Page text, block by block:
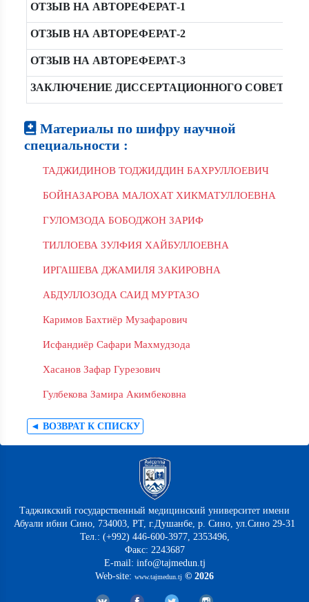
ОТЗЫВ НА АВТОРЕФЕРАТ-1
ОТЗЫВ НА АВТОРЕФЕРАТ-2
ОТЗЫВ НА АВТОРЕФЕРАТ-3
ЗАКЛЮЧЕНИЕ ДИССЕРТАЦИОННОГО СОВЕТА
Материалы по шифру научной
специальности :
ТАДЖИДИНОВ ТОДЖИДДИН БАХРУЛЛОЕВИЧ
БОЙНАЗАРОВА МАЛОХАТ ХИКМАТУЛЛОЕВНА
ГУЛОМЗОДА БОБОДЖОН ЗАРИФ
ТИЛЛОЕВА ЗУЛФИЯ ХАЙБУЛЛОЕВНА
ИРГАШЕВА ДЖАМИЛЯ ЗАКИРОВНА
АБДУЛЛОЗОДА САИД МУРТАЗО
Каримов Бахтиёр Музафарович
Исфандиёр Сафари Махмудзода
Хасанов Зафар Гурезович
Гулбекова Замира Акимбековна
◄ ВОЗВРАТ К СПИСКУ
Таджикский государственный медицинский университет имени
Абуали ибни Сино, 734003, РТ, г.Душанбе, р. Сино, ул.Сино 29-31
Тел.: (+992) 446-600-3977, 2353496,
Факс: 2243687
E-mail: info@tajmedun.tj
Web-site: www.tajmedun.tj © 2026